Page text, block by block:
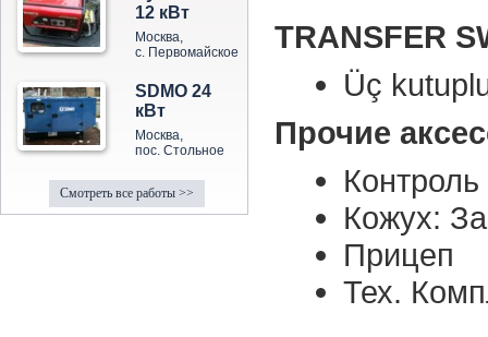
12 кВт
Москва,
с. Первомайское
SDMO 24
кВт
Москва,
пос. Стольное
Смотреть все работы >>
TRANSFER
Üç
Прочие
Контроль
Кожух:
Прицеп
Тех.